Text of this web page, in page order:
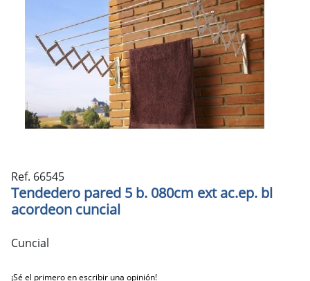
Ref. 66545
Tendedero pared 5 b. 080cm ext ac.ep. bl
acordeon cuncial
Cuncial
¡Sé el primero en escribir una opinión!